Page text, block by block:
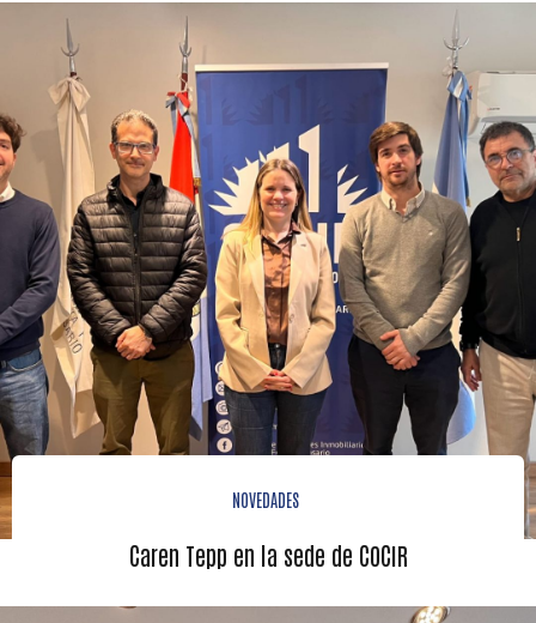
NOVEDADES
Caren Tepp en la sede de COCIR